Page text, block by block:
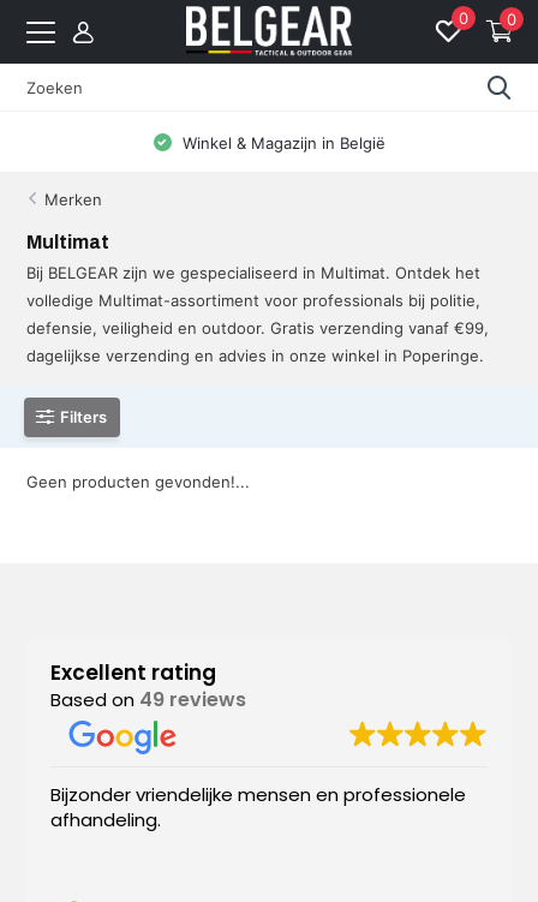
0 0
Winkel & Magazijn in België
Merken
Multimat
Bij BELGEAR zijn we gespecialiseerd in Multimat. Ontdek het
volledige Multimat-assortiment voor professionals bij politie,
defensie, veiligheid en outdoor. Gratis verzending vanaf €99,
dagelijkse verzending en advies in onze winkel in Poperinge.
Filters
Geen producten gevonden!...
Excellent rating
Based on 49 reviews
Bijzonder vriendelijke mensen en professionele
afhandeling.